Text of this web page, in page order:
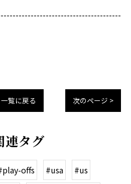
一覧に戻る 次のページ >
連タグ
offs #usa
#us